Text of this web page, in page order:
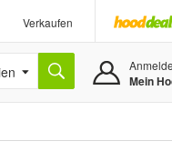
Verkaufen
Mein